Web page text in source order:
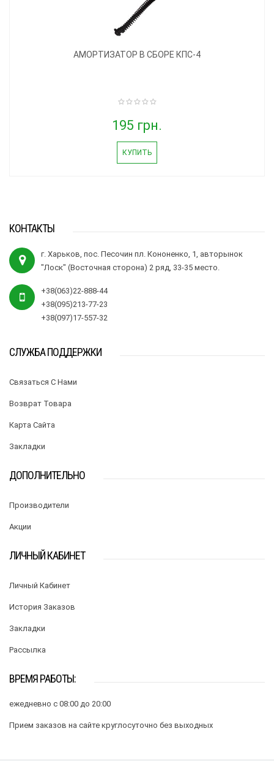
АМОРТИЗАТОР В СБОРЕ КПС-4
195 грн.
КУПИТЬ
КОНТАКТЫ
г. Харьков, пос. Песочин пл. Кононенко, 1, авторынок
"Лоск" (Восточная сторона) 2 ряд, 33-35 место.
+38(063)22-888-44
+38(095)213-77-23
+38(097)17-557-32
СЛУЖБА ПОДДЕРЖКИ
Связаться С Нами
Возврат Товара
Карта Сайта
Закладки
ДОПОЛНИТЕЛЬНО
Производители
Акции
ЛИЧНЫЙ КАБИНЕТ
Личный Кабинет
История Заказов
Закладки
Рассылка
ВРЕМЯ РАБОТЫ:
ежедневно с 08:00 до 20:00
Прием заказов на сайте круглосуточно без выходных